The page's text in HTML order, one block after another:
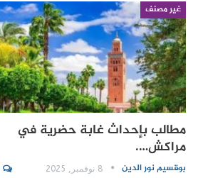
غير مصنف
مطالب بإحداث غابة حضرية في
مراكش….
بوقسيم نور الدين 8 نوفمبر, 2025